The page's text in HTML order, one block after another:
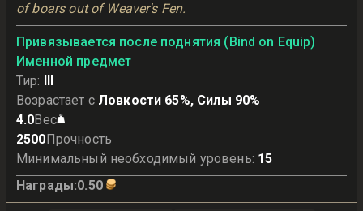
of boars out of Weaver's Fen.
Привязывается после поднятия (Bind on Equip)
Именной предмет
Тир: III
Возрастает с Ловкости 65%, Силы 90%
4.0Вес
2500Прочность
Минимальный необходимый уровень: 15
Награды:0.50